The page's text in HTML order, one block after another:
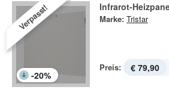
Verpasst!
-20%
Infrarot-
Marke: Tristar
Preis: € 79,90